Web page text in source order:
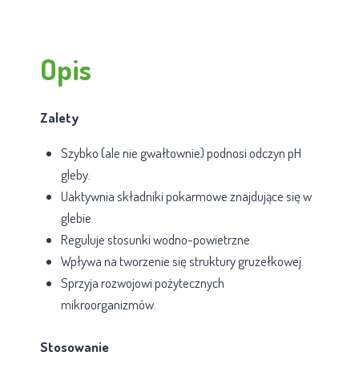
Opis
Zalety
Szybko (ale nie gwałtownie) podnosi odczyn pH
gleby.
Uaktywnia składniki pokarmowe znajdujące się w
glebie.
Reguluje stosunki wodno-powietrzne.
Wpływa na tworzenie się struktury gruzełkowej.
Sprzyja rozwojowi pożytecznych
mikroorganizmów.
Stosowanie